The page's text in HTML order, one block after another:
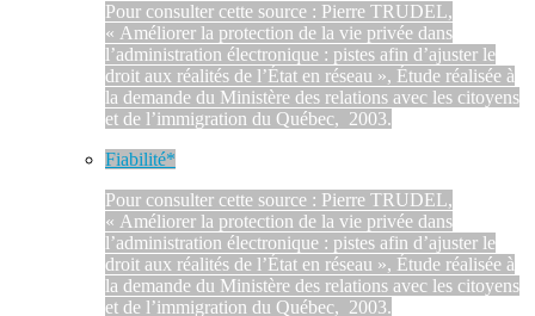
Pour consulter cette source : Pierre TRUDEL,
« Améliorer la protection de la vie privée dans
l’administration électronique : pistes afin d’ajuster le
droit aux réalités de l’État en réseau », Étude réalisée à
la demande du Ministère des relations avec les citoyens
et de l’immigration du Québec, 2003.
Fiabilité*
Pour consulter cette source : Pierre TRUDEL,
« Améliorer la protection de la vie privée dans
l’administration électronique : pistes afin d’ajuster le
droit aux réalités de l’État en réseau », Étude réalisée à
la demande du Ministère des relations avec les citoyens
et de l’immigration du Québec, 2003.